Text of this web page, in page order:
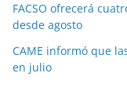
FACSO ofrecerá
desde agosto
CAME informó que
en julio